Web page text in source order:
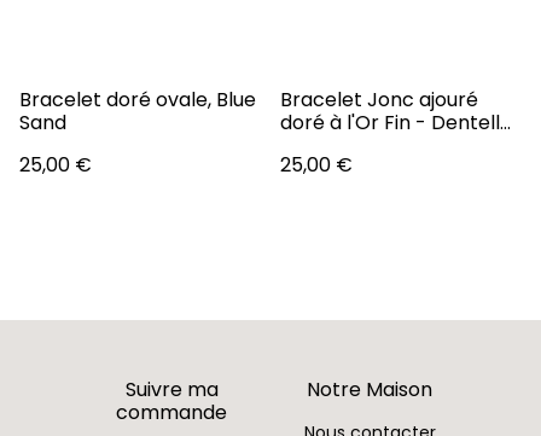
Bracelet doré ovale, Blue
Sand
25,00 €
Bracelet Jonc ajouré
doré à l'Or Fin - Dentelle
25,00 €
Suivre ma
commande
Notre Maison